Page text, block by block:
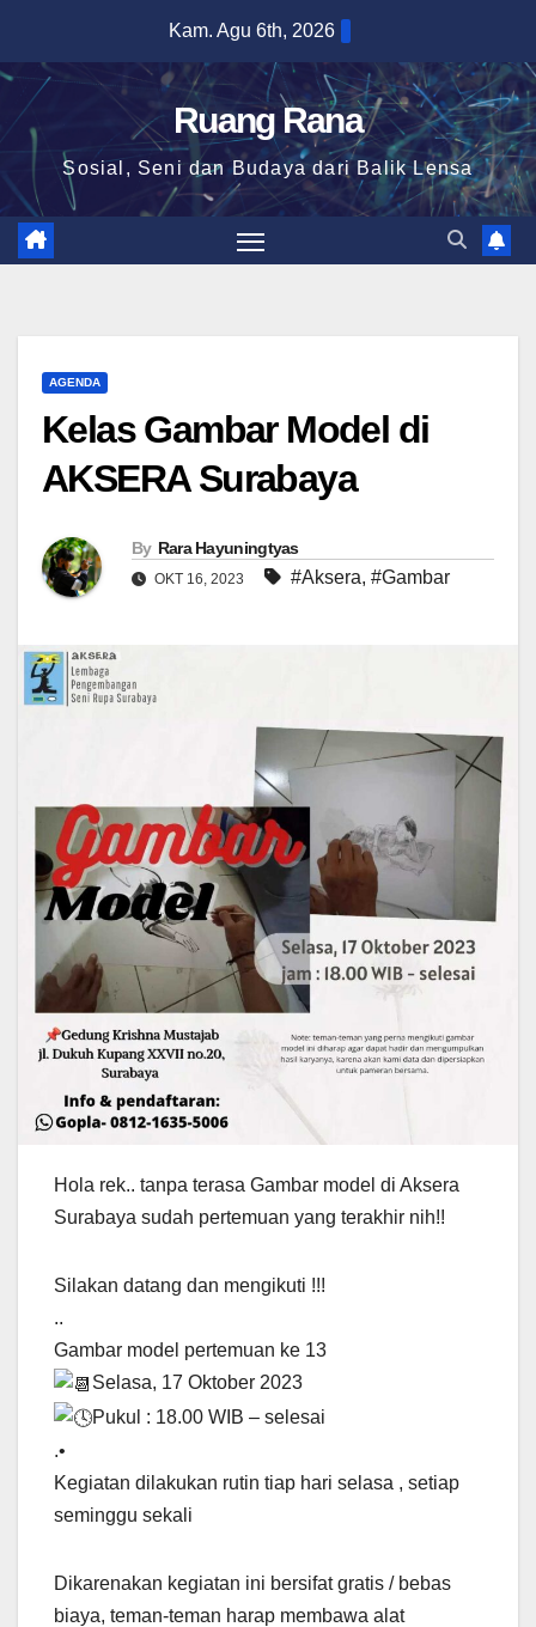
content
Kam. Agu 6th, 2026
Ruang Rana
Sosial, Seni dan Budaya dari Balik Lensa
AGENDA
Kelas Gambar Model di
AKSERA Surabaya
By Rara Hayuningtyas
OKT 16, 2023 #Aksera, #Gambar
Hola rek.. tanpa terasa Gambar model di Aksera
Surabaya sudah pertemuan yang terakhir nih!!
Silakan datang dan mengikuti !!!
..
Gambar model pertemuan ke 13
Selasa, 17 Oktober 2023
Pukul : 18.00 WIB – selesai
.•
Kegiatan dilakukan rutin tiap hari selasa , setiap
seminggu sekali
Dikarenakan kegiatan ini bersifat gratis / bebas
biaya, teman-teman harap membawa alat